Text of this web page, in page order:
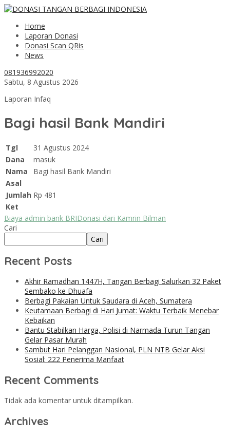
Home
Laporan Donasi
Donasi Scan QRis
News
081936992020
Sabtu, 8 Agustus 2026
Laporan Infaq
Bagi hasil Bank Mandiri
Tgl
31 Agustus 2024
Dana
masuk
Nama
Bagi hasil Bank Mandiri
Asal
Jumlah Rp 481
Ket
Biaya admin bank BRIDonasi dari Kamrin Bilman
Cari
Cari
Recent Posts
Akhir Ramadhan 1447H, Tangan Berbagi Salurkan 32 Paket
Sembako ke Dhuafa
Berbagi Pakaian Untuk Saudara di Aceh, Sumatera
Keutamaan Berbagi di Hari Jumat: Waktu Terbaik Menebar
Kebaikan
Bantu Stabilkan Harga, Polisi di Narmada Turun Tangan
Gelar Pasar Murah
Sambut Hari Pelanggan Nasional, PLN NTB Gelar Aksi
Sosial: 222 Penerima Manfaat
Recent Comments
Tidak ada komentar untuk ditampilkan.
Archives